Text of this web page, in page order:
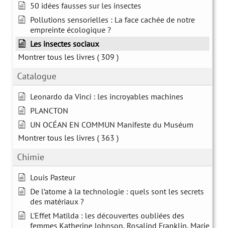
50 idées fausses sur les insectes
Pollutions sensorielles : La face cachée de notre
empreinte écologique ?
Les insectes sociaux
Montrer tous les livres ( 309 )
Catalogue
Leonardo da Vinci : les incroyables machines
PLANCTON
UN OCÉAN EN COMMUN Manifeste du Muséum
Montrer tous les livres ( 363 )
Chimie
Louis Pasteur
De l’atome à la technologie : quels sont les secrets
des matériaux ?
L'Effet Matilda : les découvertes oubliées des
femmes Katherine Johnson, Rosalind Franklin, Marie